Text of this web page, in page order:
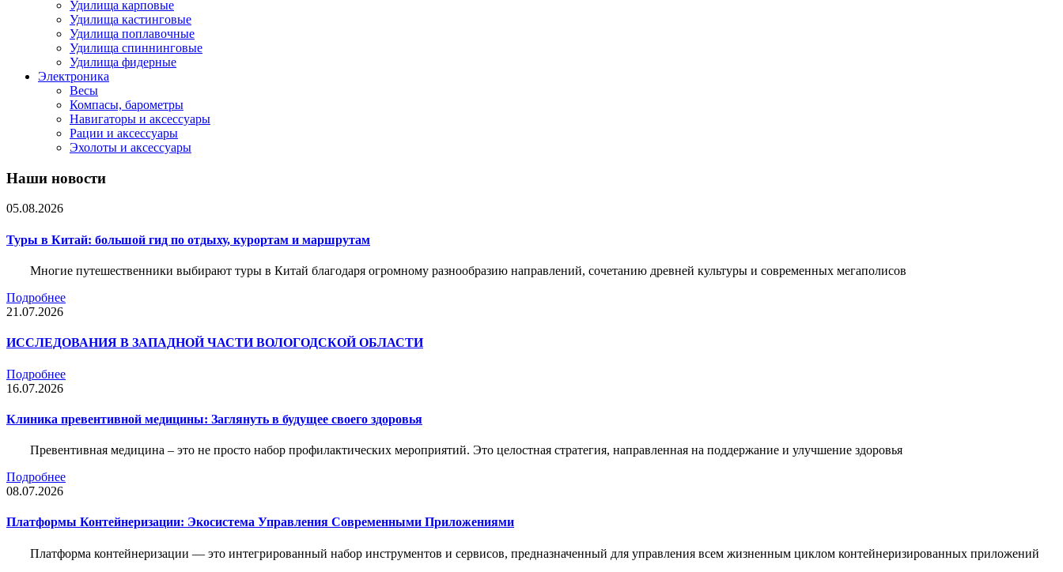
Удилища карповые
Удилища кастинговые
Удилища поплавочные
Удилища спиннинговые
Удилища фидерные
Электроника
Весы
Компасы, барометры
Навигаторы и аксессуары
Рации и аксессуары
Эхолоты и аксессуары
Наши новости
05.08.2026
Туры в Китай: большой гид по отдыху, курортам и маршрутам
Многие путешественники выбирают туры в Китай благодаря огромному разнообразию направлений, сочетанию древней культуры и современных мегаполисов
Подробнее
21.07.2026
ИССЛЕДОВАНИЯ В ЗАПАДНОЙ ЧАСТИ ВОЛОГОДСКОЙ ОБЛАСТИ
Подробнее
16.07.2026
Клиника превентивной медицины: Заглянуть в будущее своего здоровья
Превентивная медицина – это не просто набор профилактических мероприятий. Это целостная стратегия, направленная на поддержание и улучшение здоровья
Подробнее
08.07.2026
Платформы Контейнеризации: Экосистема Управления Современными Приложениями
Платформа контейнеризации — это интегрированный набор инструментов и сервисов, предназначенный для управления всем жизненным циклом контейнеризированных приложений